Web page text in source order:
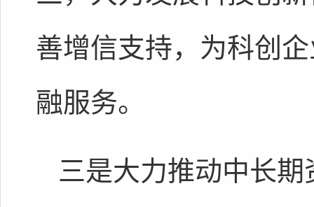
善增信支持，为科创
融服务。
三是大力推动中长